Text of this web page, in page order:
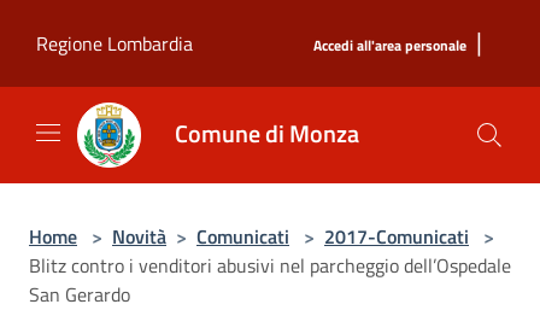
Regione Lombardia
Accedi all'area personale |
Comune di Monza
Home > Novità > Comunicati > 2017-Comunicati >
Blitz contro i venditori abusivi nel parcheggio dell’Ospedale
San Gerardo